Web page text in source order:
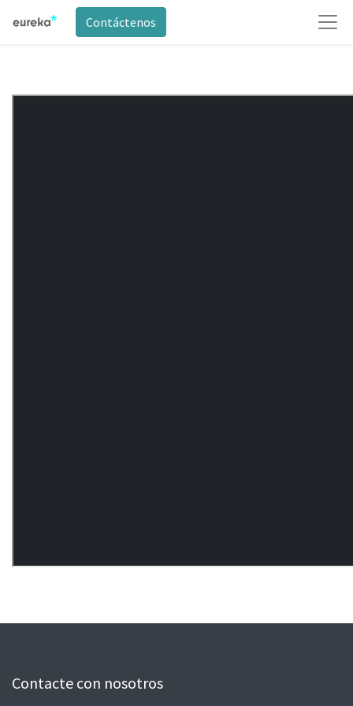
Contáctenos
Contacte con nosotros